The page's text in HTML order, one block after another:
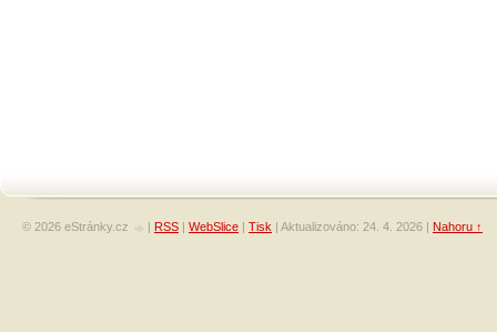
© 2026 eStránky.cz | RSS | WebSlice | Tisk | Aktualizováno: 24. 4. 2026 | Nahoru ↑